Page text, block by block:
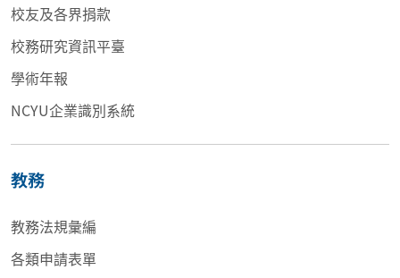
校友及各界捐款
校務研究資訊平臺
學術年報
NCYU企業識別系統
教務
教務法規彙編
各類申請表單